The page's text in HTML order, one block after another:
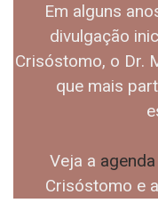
Em alguns
divulgação
Crisóstomo, o Dr.
que mais
Veja a
Crisóstomo e